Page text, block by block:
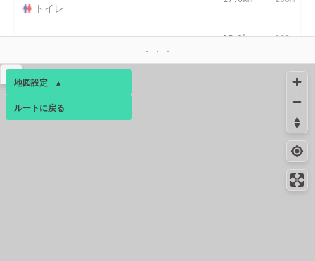
トイレ
17.1km 299m
地図設定 ▴
ベース ▴
ルートに戻る